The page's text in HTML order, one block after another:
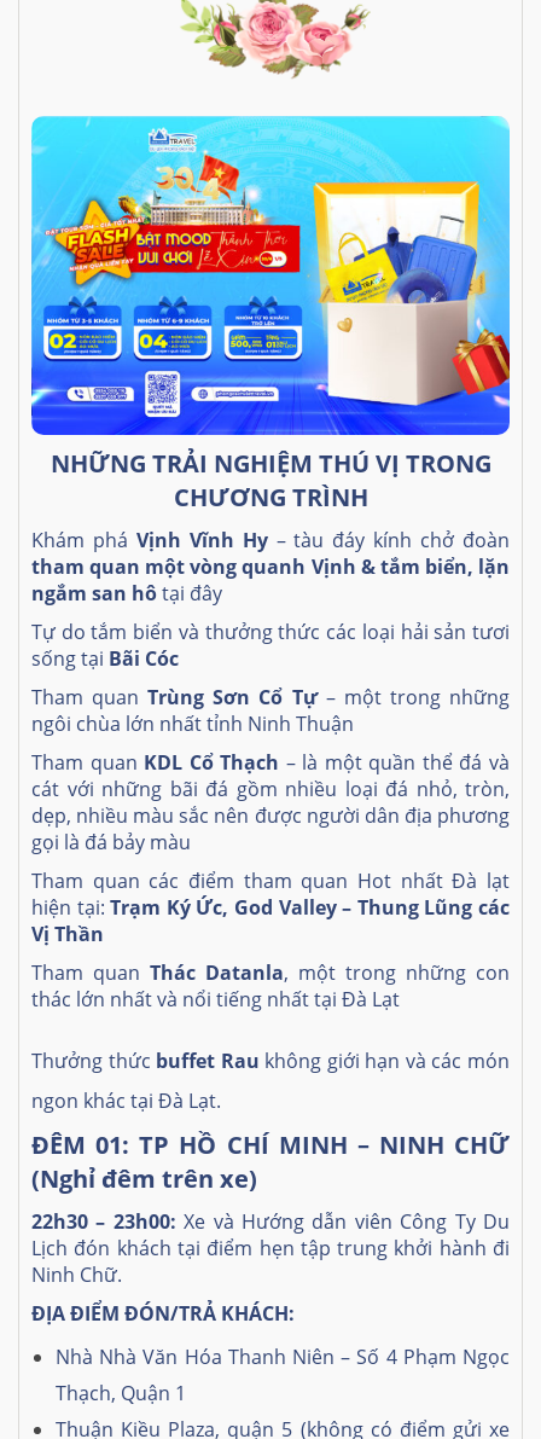
NHỮNG TRẢI NGHIỆM THÚ VỊ TRONG
CHƯƠNG TRÌNH
Khám phá Vịnh Vĩnh Hy– tàu đáy kính chở đoàn
tham quan một vòng quanh Vịnh & tắm biển, lặn
ngắm san hôtại đây
Tự do tắm biển và thưởng thức các loại hải sản tươi
sống tại Bãi Cóc
Tham quanTrùng Sơn Cổ Tự– một trong những
ngôi chùa lớn nhất tỉnh Ninh Thuận
Tham quan KDL Cổ Thạch – là một quần thể đá và
cát với những bãi đá gồm nhiều loại đá nhỏ, tròn,
dẹp, nhiều màu sắc nên được người dân địa phương
gọi là đá bảy màu
Tham quan các điểm tham quan Hot nhất Đà lạt
hiện tại:Trạm Ký Ức, God Valley – Thung Lũng các
Vị Thần
Tham quan Thác Datanla, một trong những con
thác lớn nhất và nổi tiếng nhất tại Đà Lạt
Thưởng thức buffet Rau không giới hạn và các món
ngon khác tại Đà Lạt.
ĐÊM 01: TP HỒ CHÍ MINH – NINH CHỮ
(Nghỉ đêm trên xe)
22h30 – 23h00: Xe và Hướng dẫn viên Công Ty Du
Lịch đón khách tại điểm hẹn tập trung khởi hành đi
Ninh Chữ.
ĐỊA ĐIỂM ĐÓN/TRẢ KHÁCH:
Nhà Nhà Văn Hóa Thanh Niên – Số 4 Phạm Ngọc
Thạch, Quận 1
Thuận Kiều Plaza, quận 5 (không có điểm gửi xe